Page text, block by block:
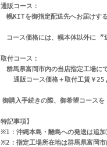
通販コース：
幌KITを御指定配送先へお届けす
コース価格には、幌本体以外に
取付コース：
群馬県富岡市内の当店指定工場に
販コース価格＋取付工賃￥
購入手続きの際、御希望コース
特記事項】
：沖縄本島・離島への発送は追
：指定工場所在地は群馬県富岡市